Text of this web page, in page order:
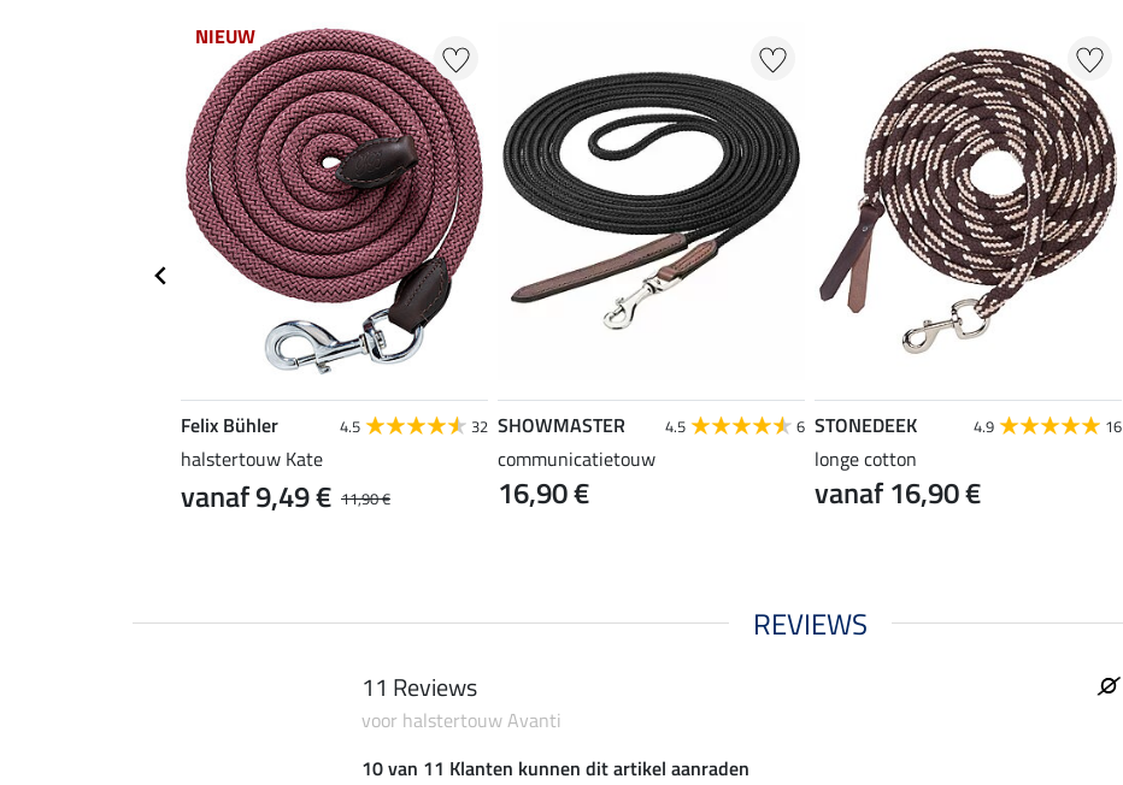
NIEUW
Felix Bühler 4.5 32
halstertouw Kate
11,90 €
vanaf 9,49 €
SHOWMASTER 4.5 6
communicatietouw
16,90 €
STONEDEEK 4.9 16
longe cotton
vanaf 16,90 €
REVIEWS
11 Reviews
voor halstertouw Avanti
10 van 11 Klanten kunnen dit artikel aanraden